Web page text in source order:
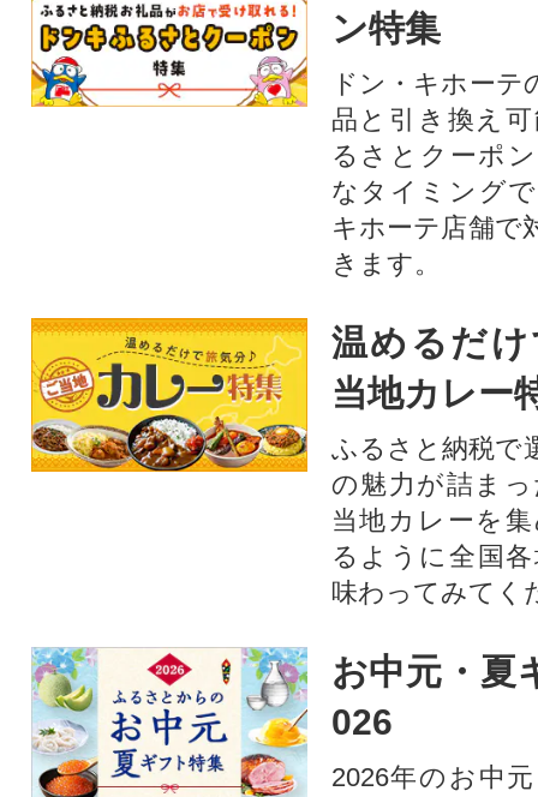
ン特集
ドン・キホーテ
品と引き換え
るさとクーポ
なタイミング
キホーテ店舗で
きます。
温めるだ
当地カレー
ふるさと納税で
の魅力が詰ま
当地カレーを
るように全国
味わってみてく
お中元・夏
026
2026年のお中